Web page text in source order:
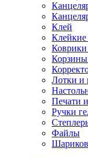
Клей
Клейкие
Коврики
Корзины
Лотки и
Печати
Ручки
Файлы